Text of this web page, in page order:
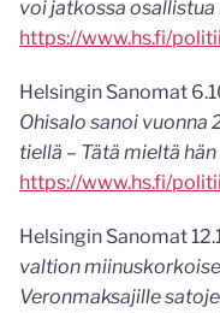
voi jatkossa
https://www.hs.fi/
Helsingin Sanomat
Ohisalo sanoi vuonna
tiellä – Tätä mieltä
https://www.hs.fi/
Helsingin Sanomat
valtion
Veronmaksajille